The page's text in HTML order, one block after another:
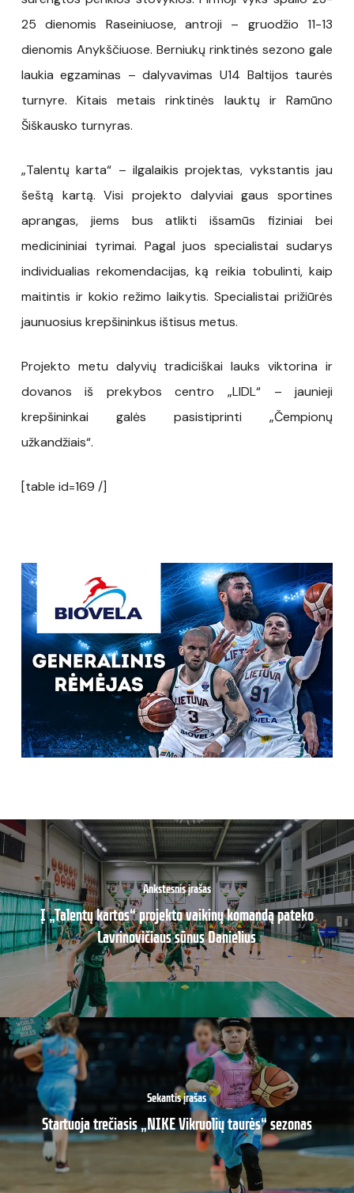
25 dienomis Raseiniuose, antroji – gruodžio 11-13
dienomis Anykščiuose. Berniukų rinktinės sezono gale
laukia egzaminas – dalyvavimas U14 Baltijos taurės
turnyre. Kitais metais rinktinės lauktų ir Ramūno
Šiškausko turnyras.
„Talentų karta“ – ilgalaikis projektas, vykstantis jau
šeštą kartą. Visi projekto dalyviai gaus sportines
aprangas, jiems bus atlikti išsamūs fiziniai bei
medicininiai tyrimai. Pagal juos specialistai sudarys
individualias rekomendacijas, ką reikia tobulinti, kaip
maitintis ir kokio režimo laikytis. Specialistai prižiūrės
jaunuosius krepšininkus ištisus metus.
Projekto metu dalyvių tradiciškai lauks viktorina ir
dovanos iš prekybos centro „LIDL“ – jaunieji
krepšininkai galės pasistiprinti „Čempionų
užkandžiais“.
[table id=169 /]
Ankstesnis įrašas
Į „Talentų kartos“ projekto vaikinų komandą pateko
Lavrinovičiaus sūnus Danielius
Sekantis įrašas
Startuoja trečiasis „NIKE Vikruolių taurės“ sezonas